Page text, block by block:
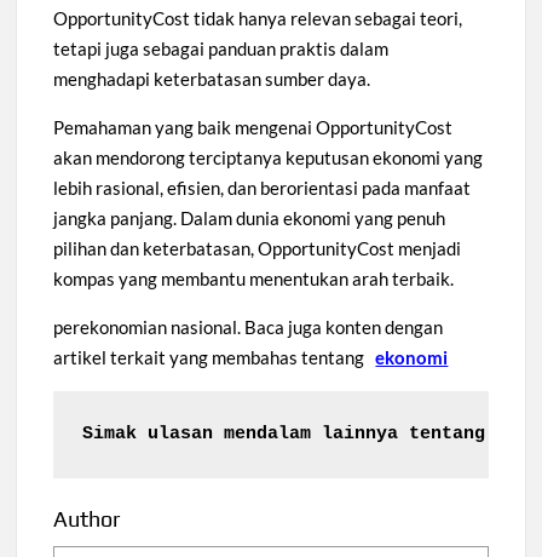
OpportunityCost tidak hanya relevan sebagai teori,
tetapi juga sebagai panduan praktis dalam
menghadapi keterbatasan sumber daya.
Pemahaman yang baik mengenai OpportunityCost
akan mendorong terciptanya keputusan ekonomi yang
lebih rasional, efisien, dan berorientasi pada manfaat
jangka panjang. Dalam dunia ekonomi yang penuh
pilihan dan keterbatasan, OpportunityCost menjadi
kompas yang membantu menentukan arah terbaik.
perekonomian nasional. Baca juga konten dengan
artikel terkait yang membahas tentang ekonomi
Simak ulasan mendalam lainnya tentang
Author